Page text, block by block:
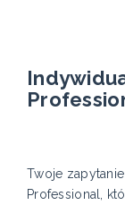
Twoje
Professional,